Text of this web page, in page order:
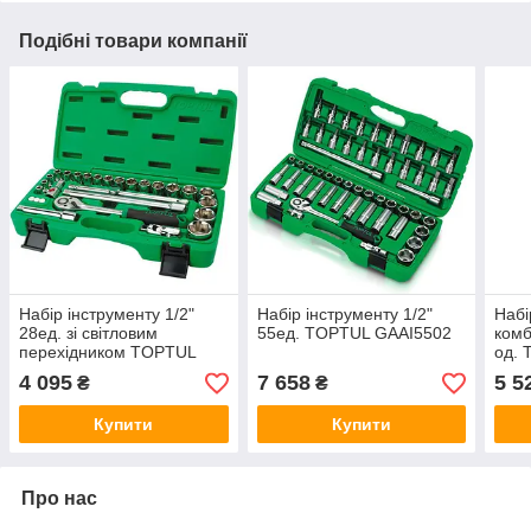
Подібні товари компанії
Набір інструменту 1/2"
28ед. зі світловим
перехідником TOPTUL
GCAI2801
4 095 ₴
Купити
Набір інструменту 1/2"
55ед. TOPTUL GAAI5502
7 658₴
Купити
од.
5
Про нас